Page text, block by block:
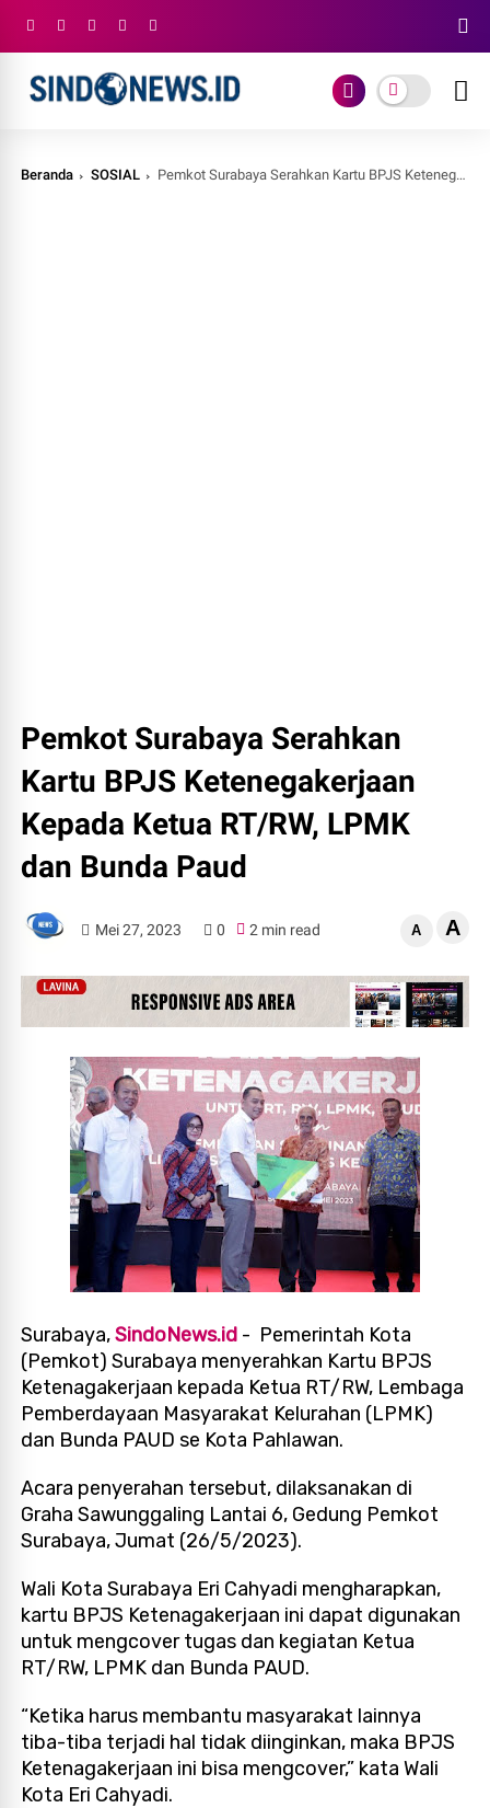
Beranda SOSIAL Pemkot Surabaya Serahkan Kartu BPJS Ketenegakerjaan Kepada Ketua RT/RW, LPMK dan Bunda Paud
Pemkot Surabaya Serahkan
Kartu BPJS Ketenegakerjaan
Kepada Ketua RT/RW, LPMK
dan Bunda Paud
Mei 27, 2023 0 2 min read A A
Surabaya,SindoNews.id - Pemerintah Kota
(Pemkot) Surabaya menyerahkan Kartu BPJS
Ketenagakerjaan kepada Ketua RT/RW, Lembaga
Pemberdayaan Masyarakat Kelurahan (LPMK)
dan Bunda PAUD se Kota Pahlawan.
Acara penyerahan tersebut, dilaksanakan di
Graha Sawunggaling Lantai 6, Gedung Pemkot
Surabaya, Jumat (26/5/2023).
Wali Kota Surabaya Eri Cahyadi mengharapkan,
kartu BPJS Ketenagakerjaan ini dapat digunakan
untuk mengcover tugas dan kegiatan Ketua
RT/RW, LPMK dan Bunda PAUD.
“Ketika harus membantu masyarakat lainnya
tiba-tiba terjadi hal tidak diinginkan, maka BPJS
Ketenagakerjaan ini bisa mengcover,” kata Wali
Kota Eri Cahyadi.